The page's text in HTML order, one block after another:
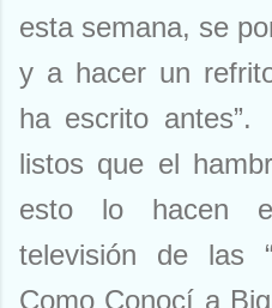
esta semana, se
y a hacer un
ha escrito antes”.
listos que el
esto lo hacen
televisión de las
Como Conocí a